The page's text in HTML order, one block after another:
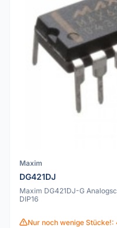
Maxim
DG421DJ
Maxim DG421DJ-G
DIP16
Nur noch wenige Stücke!: